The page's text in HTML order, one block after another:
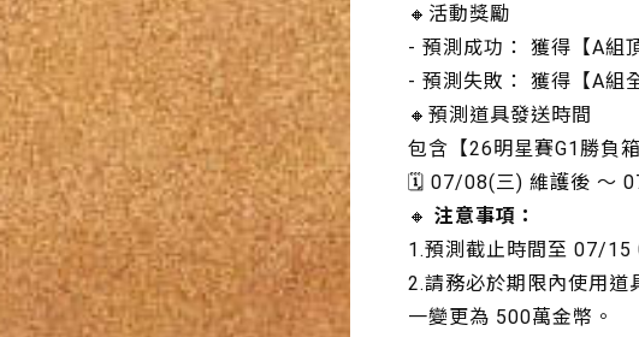
🔸活動獎勵
- 預測成功： 獲得【A組
- 預測失敗： 獲得【A組
🔸預測道具發送時間
包含【26明星賽G1勝負
🗓️ 07/08(三) 維護後 ～
🔸注意事項：
1.預測截止時間至 07/15
2.請務必於期限內使用
一變更為 500萬金幣。